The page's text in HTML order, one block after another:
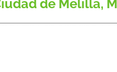
de Melilla,